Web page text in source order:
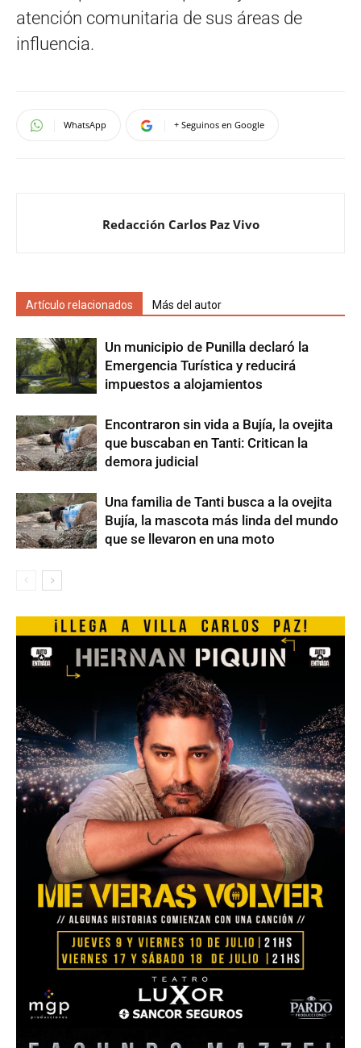
atención comunitaria de sus áreas de
influencia.
WhatsApp + Seguinos en Google
Redacción Carlos Paz Vivo
Artículo relacionados Más del autor
Un municipio de Punilla declaró la
Emergencia Turística y reducirá
impuestos a alojamientos
Encontraron sin vida a Bujía, la ovejita
que buscaban en Tanti: Critican la
demora judicial
Una familia de Tanti busca a la ovejita
Bujía, la mascota más linda del mundo
que se llevaron en una moto